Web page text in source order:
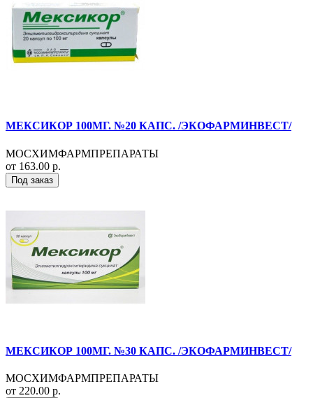
МЕКСИКОР 100МГ. №20 КАПС. /ЭКОФАРМИНВЕСТ/
МОСХИМФАРМПРЕПАРАТЫ
от 163.00 р.
Под заказ
МЕКСИКОР 100МГ. №30 КАПС. /ЭКОФАРМИНВЕСТ/
МОСХИМФАРМПРЕПАРАТЫ
от 220.00 р.